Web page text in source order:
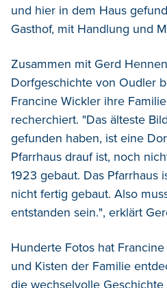
und hier in dem Haus
Gasthof, mit Handlung und
Zusammen mit Gerd
Dorfgeschichte von Oudler
Francine Wickler ihre
recherchiert. "Das älteste
gefunden haben, ist eine
Pfarrhaus drauf ist, noch
1923 gebaut. Das Pfarrhaus
nicht fertig gebaut. Also
entstanden sein.", erklärt
Hunderte Fotos hat
und Kisten der Familie
die wechselvolle Geschichte